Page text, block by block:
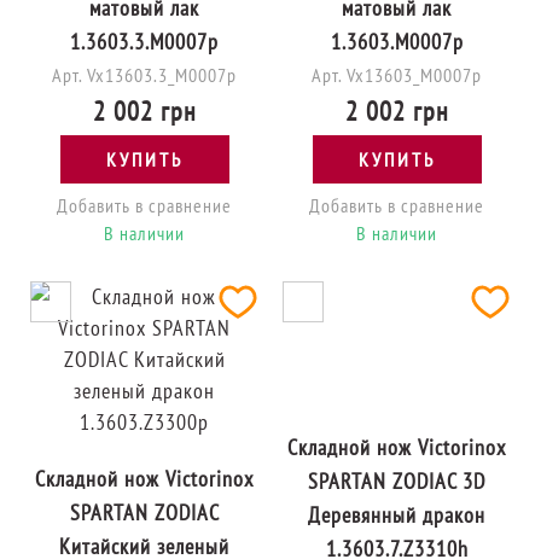
матовый лак
1.3603.3.M0007p
Арт. Vx13603.3_M0007p
2 002 грн
КУПИТЬ
Добавить в сравнение
В наличии
матовый лак
1.3603.M0007p
Арт. Vx13603_M0007p
2 002 грн
КУПИТЬ
Добавить в сравнение
В наличии
Складной нож Victorinox
SPARTAN ZODIAC
Китайский зеленый
Складной нож Victorinox
SPARTAN ZODIAC 3D
Деревянный дракон
1.3603.7.Z3310h